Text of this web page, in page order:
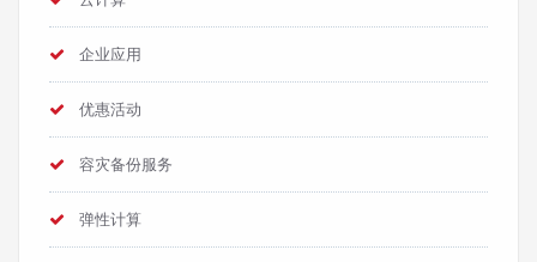
企业应用
优惠活动
容灾备份服务
弹性计算